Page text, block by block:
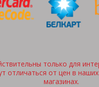
только для
отличаться от цен в
магазинах.